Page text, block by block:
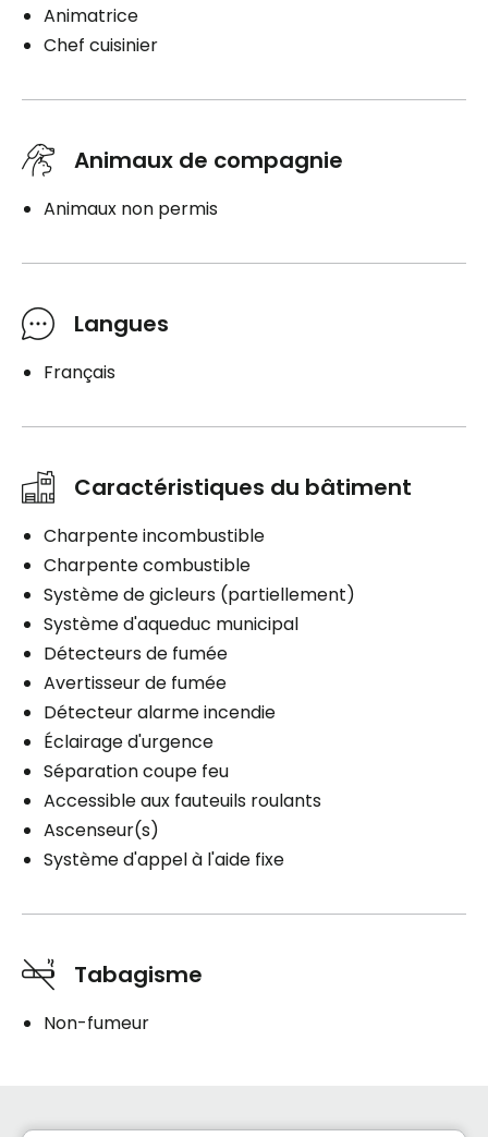
Animatrice
Chef cuisinier
Animaux de compagnie
Animaux non permis
Langues
Français
Caractéristiques du bâtiment
Charpente incombustible
Charpente combustible
Système de gicleurs (partiellement)
Système d'aqueduc municipal
Détecteurs de fumée
Avertisseur de fumée
Détecteur alarme incendie
Éclairage d'urgence
Séparation coupe feu
Accessible aux fauteuils roulants
Ascenseur(s)
Système d'appel à l'aide fixe
Tabagisme
Non-fumeur